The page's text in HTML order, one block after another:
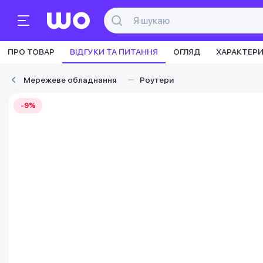
ПРО ТОВАР ВІДГУКИ ТА ПИТАННЯ ОГЛЯД
Мережеве обладнання Роутери
-9%